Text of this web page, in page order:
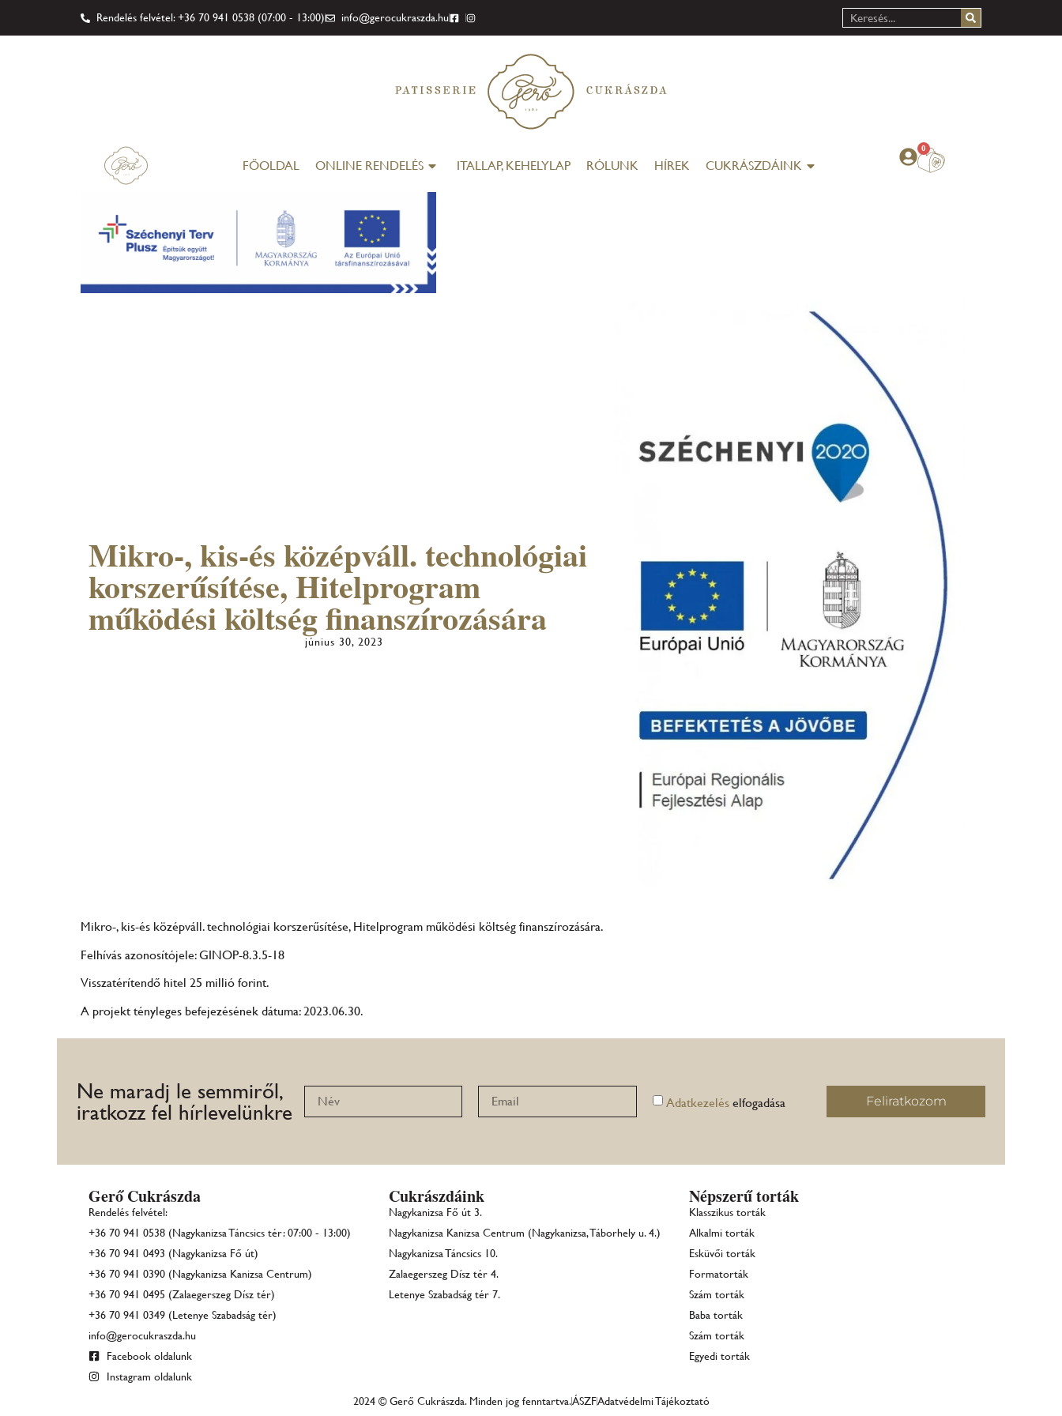
Rendelés felvétel: +36 70 941 0538 (07:00 - 13:00) info@gerocukraszda.hu
FŐOLDAL ONLINE RENDELÉS ITALLAP, KEHELYLAP RÓLUNK HÍREK CUKRÁSZDÁINK
0
Mikro-, kis-és középváll. technológiai
korszerűsítése, Hitelprogram
működési költség finanszírozására
június 30, 2023
Mikro-, kis-és középváll. technológiai korszerűsítése, Hitelprogram működési költség finanszírozására.
Felhívás azonosítójele: GINOP-8.3.5-18
Visszatérítendő hitel 25 millió forint.
A projekt tényleges befejezésének dátuma: 2023.06.30.
Ne maradj le semmiről,
iratkozz fel hírlevelünkre
Adatkezeléselfogadása Feliratkozom
Gerő Cukrászda
Rendelés felvétel:
+36 70 941 0538 (Nagykanizsa Táncsics tér: 07:00 - 13:00)
+36 70 941 0493 (Nagykanizsa Fő út)
+36 70 941 0390 (Nagykanizsa Kanizsa Centrum)
+36 70 941 0495 (Zalaegerszeg Dísz tér)
+36 70 941 0349 (Letenye Szabadság tér)
info@gerocukraszda.hu
Facebook oldalunk
Instagram oldalunk
Cukrászdáink
Nagykanizsa Fő út 3.
Nagykanizsa Kanizsa Centrum (Nagykanizsa, Táborhely u. 4.)
Nagykanizsa Táncsics 10.
Zalaegerszeg Dísz tér 4.
Letenye Szabadság tér 7.
Népszerű torták
Klasszikus torták
Alkalmi torták
Esküvői torták
Formatorták
Szám torták
Baba torták
Szám torták
Egyedi torták
2024 © Gerő Cukrászda. Minden jog fenntartva.ÁSZFAdatvédelmi Tájékoztató